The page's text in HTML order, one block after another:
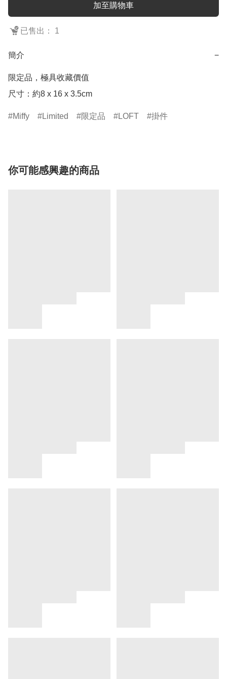
加至購物車
已售出： 1
簡介 −
限定品，極具收藏價值
尺寸：約8 x 16 x 3.5cm
Miffy Limited 限定品 LOFT 掛件
你可能感興趣的商品